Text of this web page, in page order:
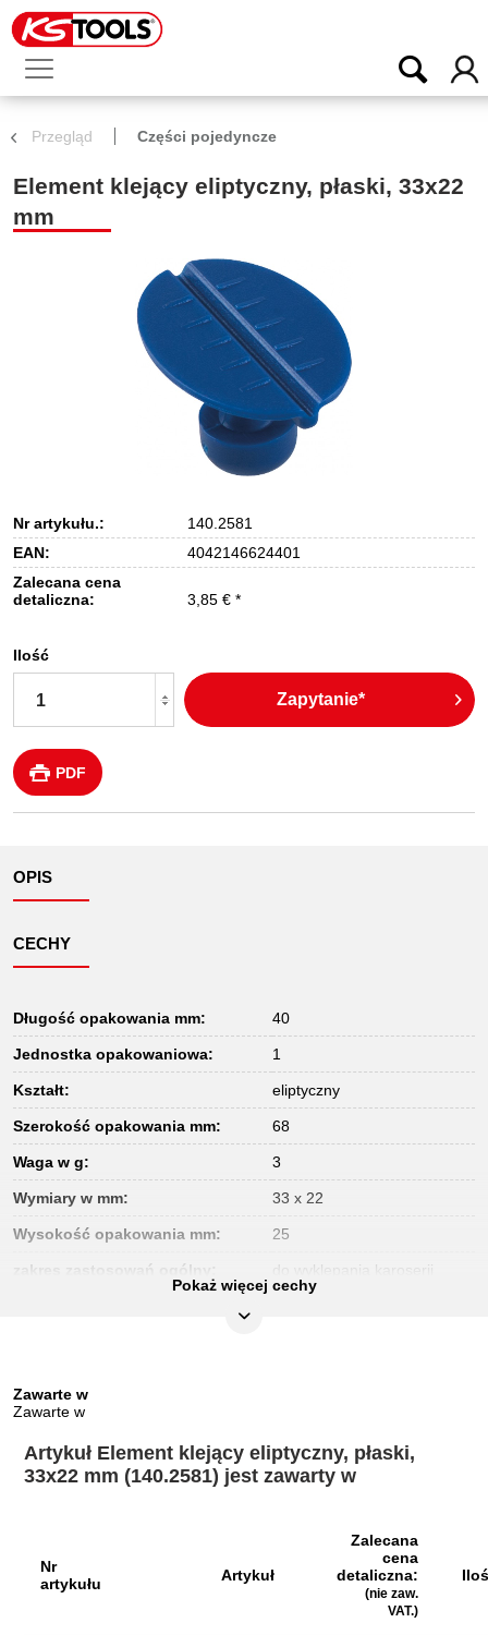
Przegląd Części pojedyncze
Element klejący eliptyczny, płaski, 33x22
mm
Nr artykułu.:
140.2581
EAN:
4042146624401
Zalecana cena
detaliczna:
3,85 € *
Ilość
Zapytanie*
PDF
OPIS
CECHY
Długość opakowania mm: 40
Jednostka opakowaniowa: 1
Kształt: eliptyczny
Szerokość opakowania mm: 68
Waga w g: 3
Wymiary w mm: 33 x 22
Wysokość opakowania mm: 25
zakres zastosowań ogólny:
do wyklepania karoserii
Pokaż więcej cechy
Zawarte w
Zawarte w
Artykuł Element klejący eliptyczny, płaski,
33x22 mm (140.2581) jest zawarty w
Nr
artykułu
Artykuł
Zalecana
cena
detaliczna:
(nie zaw.
VAT.)